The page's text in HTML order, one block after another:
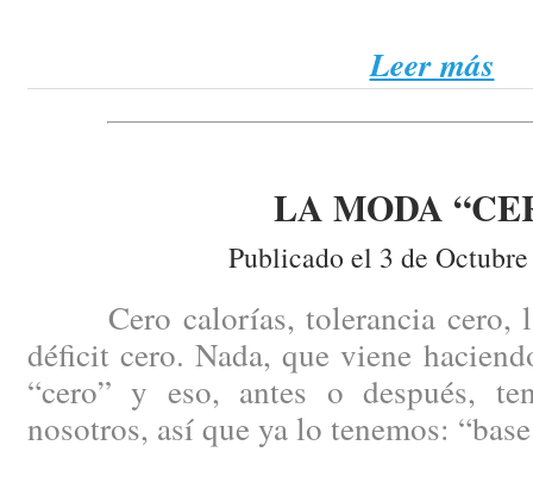
Leer más
LA MODA
Publicado el 3 de
Cero calorías, tolerancia cero,
déficit cero. Nada, que viene
“cero” y eso, antes o después,
nosotros, así que ya lo tenemos: